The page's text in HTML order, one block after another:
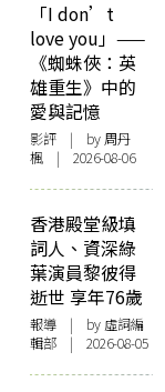
「I don’t
love you」——
《蜘蛛俠：英
雄重生》中的
愛與記憶
影評 | by周丹
楓 | 2026-08-06
香港殿堂級填
詞人、資深綠
葉演員黎彼得
逝世 享年76歲
報導 | by 虛詞編
輯部 | 2026-08-05